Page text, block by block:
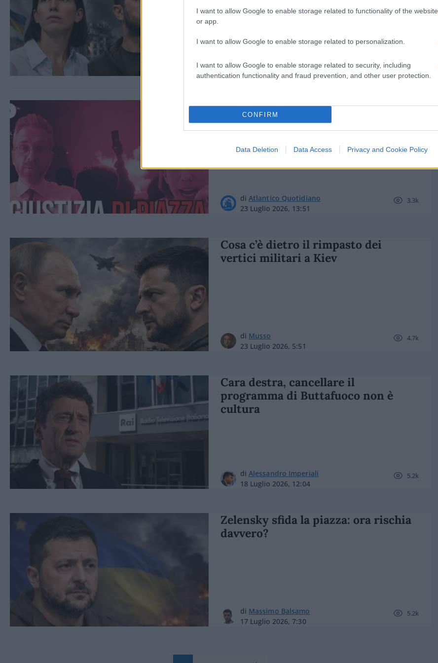
I want to allow Google to enable storage related to functionality of the website
or app.
I want to allow Google to enable storage related to personalization.
I want to allow Google to enable storage related to security, including
authentication functionality and fraud prevention, and other user protection.
CONFIRM
Data Deletion Data Access Privacy and Cookie Policy
di
Massimo Balsamo
23 Luglio 2026, 14:13
Caso Fakir, giustizia di piazza.
Stasera Red Pill episodio 88
di Atlantico Quotidiano
23 Luglio 2026, 13:51
3.3k
Cosa c’è dietro il rimpasto dei
vertici militari a Kiev
di Musso
23 Luglio 2026, 5:51
4.7k
Cara destra, cancellare il
programma di Buttafuoco non è
cultura
di Alessandro Imperiali
18 Luglio 2026, 12:04
5.2k
Zelensky sfida la piazza: ora rischia
davvero?
di Massimo Balsamo
17 Luglio 2026, 7:30
5.2k